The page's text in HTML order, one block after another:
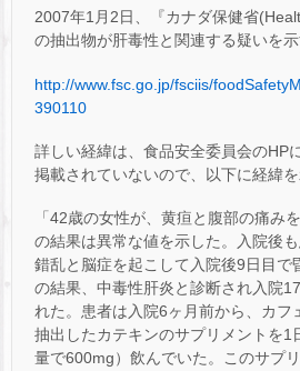
2007年1月2日、『カナダ保健省
の抽出物が肝毒性と関連する疑いを示
http://www.fsc.go.jp/fsciis/
390110
詳しい経緯は、食品安全委員会のHP
掲載されていないので、以下に経緯を
「42歳の女性が、黄疸と腹部の痛み
の結果は異常な値を示した。入院後も
錯乱と脳症を起こして入院後9日目で
の結果、中毒性肝炎と診断され入院
れた。患者は入院6ヶ月前から、カフ
抽出したカテキンのサプリメントを1
量で600mg）飲んでいた。このサプ